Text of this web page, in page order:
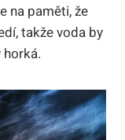
na paměti, že
takže voda by